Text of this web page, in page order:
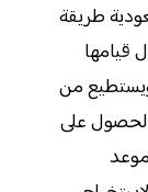
طريقة
قيامها
من
على